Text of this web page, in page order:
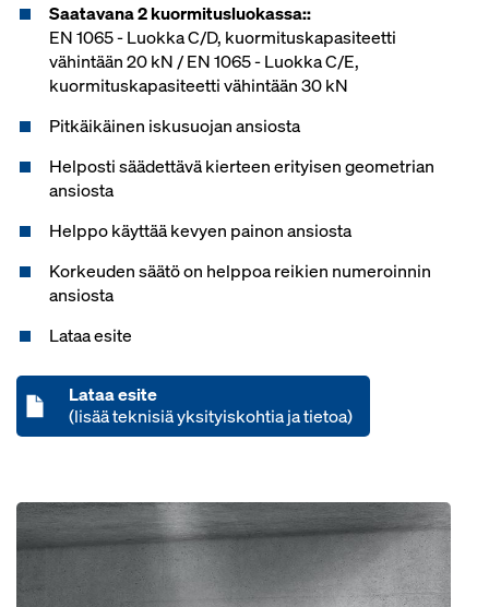
Saatavana 2 kuormitusluokassa::
EN 1065 - Luokka C/D, kuormituskapasiteetti
vähintään 20 kN / EN 1065 - Luokka C/E,
kuormituskapasiteetti vähintään 30 kN
Pitkäikäinen iskusuojan ansiosta
Helposti säädettävä kierteen erityisen geometrian
ansiosta
Helppo käyttää kevyen painon ansiosta
Korkeuden säätö on helppoa reikien numeroinnin
ansiosta
Lataa esite
Lataa esite
(lisää teknisiä yksityiskohtia ja tietoa)
Open